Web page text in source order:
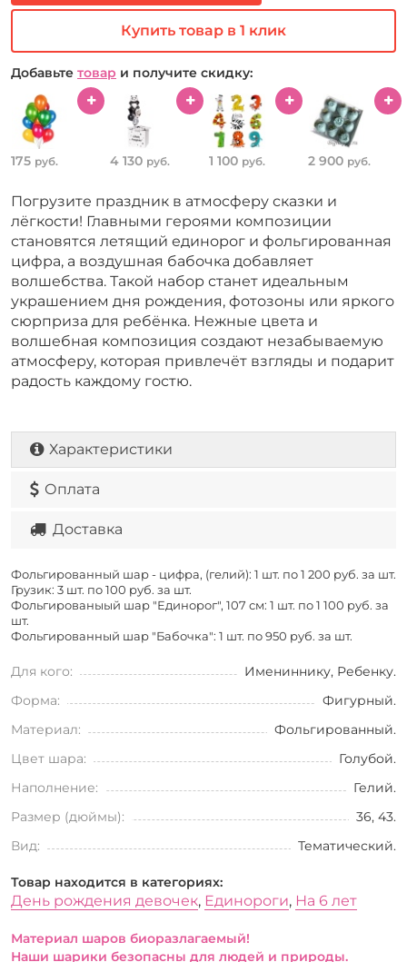
Купить товар в 1 клик
Добавьте товар и получите скидку:
175 руб. 4 130 руб. 1 100 руб. 2 900 руб.
Погрузите праздник в атмосферу сказки и
лёгкости! Главными героями композиции
становятся летящий единорог и фольгированная
цифра, а воздушная бабочка добавляет
волшебства. Такой набор станет идеальным
украшением дня рождения, фотозоны или яркого
сюрприза для ребёнка. Нежные цвета и
волшебная композиция создают незабываемую
атмосферу, которая привлечёт взгляды и подарит
радость каждому гостю.
Характеристики
Оплата
Доставка
Фольгированный шар - цифра, (гелий): 1 шт. по 1 200 руб. за шт.
Грузик: 3 шт. по 100 руб. за шт.
Фольгированыый шар "Единорог", 107 см: 1 шт. по 1 100 руб. за
шт.
Фольгированный шар "Бабочка": 1 шт. по 950 руб. за шт.
Для кого:
Имениннику, Ребенку.
Форма:
Фигурный.
Материал:
Фольгированный.
Цвет шара:
Голубой.
Наполнение:
Гелий.
Размер (дюймы):
36, 43.
Вид:
Тематический.
Товар находится в категориях:
День рождения девочек, Единороги, На 6 лет
Материал шаров биоразлагаемый!
Наши шарики безопасны для людей и природы.